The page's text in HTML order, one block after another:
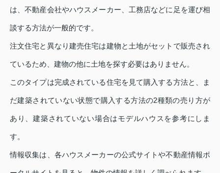
は、不動産会社やハウスメーカー、工務店などに足を運び相
談する方法が一般的です。
注文住宅と異なり建売住宅は建物と土地がセットで販売され
ているため、建物の他に土地を探す必要はありません。
このタイプは完成されている住宅を見て購入する方法と、ま
だ建築されていない状態で購入する方法の2種類の売り方が
あり、建築されていない場合はモデルハウスを参考にしま
す。
情報収集は、各ハウスメーカーの公式サイトや不動産情報ポ